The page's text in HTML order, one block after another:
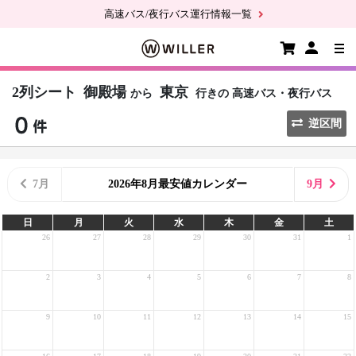
高速バス/夜行バス運行情報一覧
2列シート 御殿場 から 東京 行きの 高速バス・夜行バス
逆区間
7月 2026年8月最安値カレンダー 9月
日 月 火 水 木 金 土
26 27 28 29 30 31 1
2 3 4 5 6 7 8
9 10 11 12 13 14 15